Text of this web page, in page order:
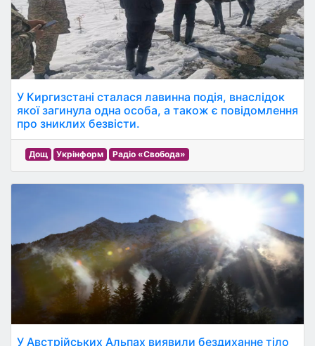
У Киргизстані сталася лавинна подія, внаслідок
якої загинула одна особа, а також є повідомлення
про зниклих безвісти.
Дощ Укрінформ Радіо «Свобода»
У Австрійських Альпах виявили бездиханне тіло